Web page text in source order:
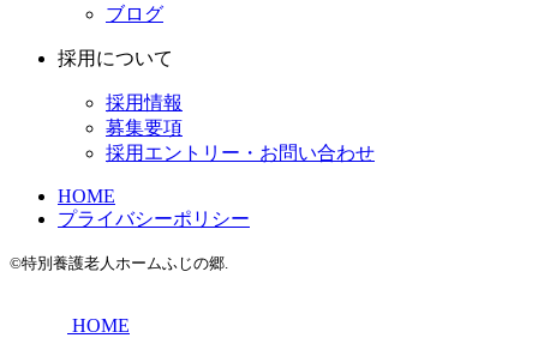
ブログ
採用について
採用情報
募集要項
採用エントリー・お問い合わせ
HOME
プライバシーポリシー
©特別養護老人ホームふじの郷.
HOME